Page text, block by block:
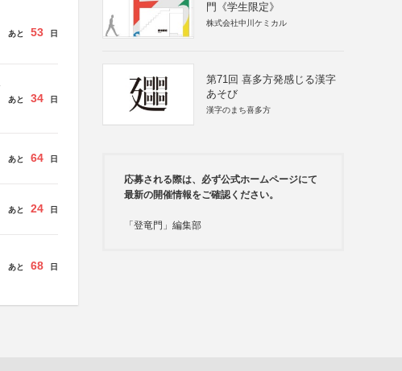
あと 53 日
あと 34 日
あと 64 日
あと 24 日
あと 68 日
門《学生限定》
株式会社中川ケミカル
第71回 喜多方発感じる漢字
あそび
漢字のまち喜多方
応募される際は、必ず公式ホームページにて
最新の開催情報をご確認ください。
「登竜門」編集部